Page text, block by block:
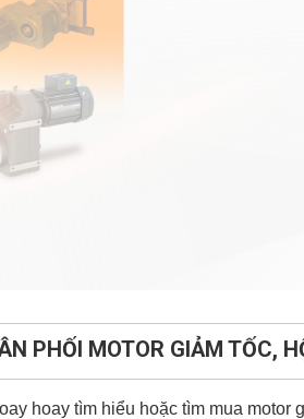
PHỐI MOTOR GIẢM TỐC,
hoay tìm hiểu hoặc tìm mua